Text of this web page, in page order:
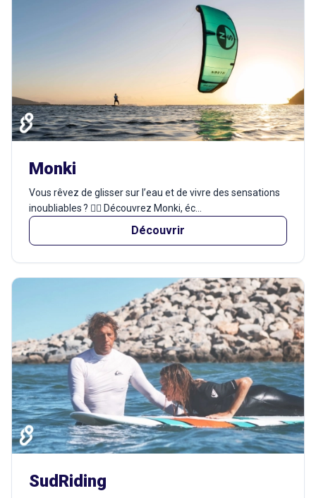
Monki
Vous rêvez de glisser sur l’eau et de vivre des sensations
inoubliables ? 🏄‍♂️ Découvrez Monki, éc...
Découvrir
SudRiding